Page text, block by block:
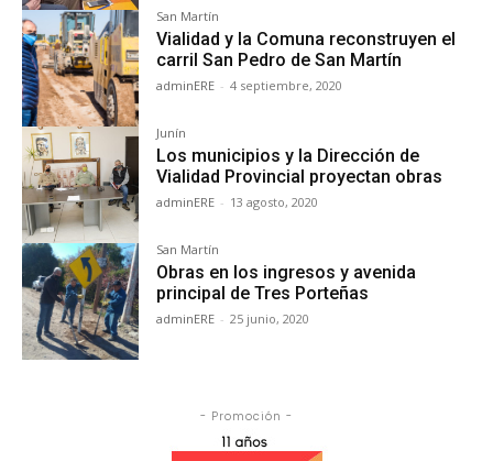
San Martín
Vialidad y la Comuna reconstruyen el
carril San Pedro de San Martín
adminERE - 4 septiembre, 2020
Junín
Los municipios y la Dirección de
Vialidad Provincial proyectan obras
adminERE - 13 agosto, 2020
San Martín
Obras en los ingresos y avenida
principal de Tres Porteñas
adminERE - 25 junio, 2020
- Promoción -